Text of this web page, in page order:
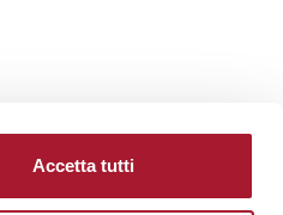
Accetta tutti